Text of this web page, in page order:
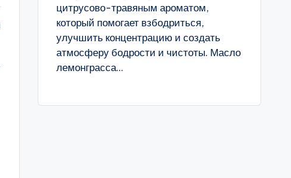
цитрусово-травяным ароматом,
который помогает взбодриться,
улучшить концентрацию и создать
атмосферу бодрости и чистоты. Масло
лемонграсса...